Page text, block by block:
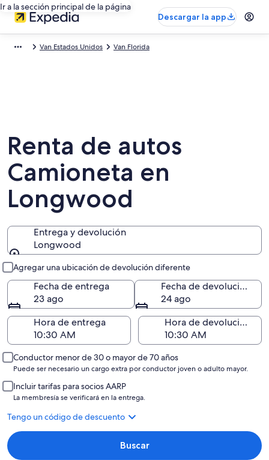
Ir a la sección principal de la página
Descargar la app
Van Estados Unidos Van Florida
Renta de autos
Camioneta en
Longwood
Entrega y devolución
Longwood
Agregar una ubicación de devolución diferente
Fecha de entrega
23 ago
Fecha de devolución
24 ago
Hora de entrega
Hora de devolución
Conductor menor de 30 o mayor de 70 años
Puede ser necesario un cargo extra por conductor joven o adulto mayor.
Incluir tarifas para socios AARP
La membresía se verificará en la entrega.
Tengo un código de descuento
Buscar